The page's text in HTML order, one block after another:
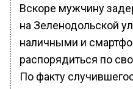
Вскоре мужчину
на Зеленодольской
наличными и
распорядиться по
По факту